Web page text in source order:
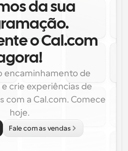
da sua
o Cal.com
encaminhamento de
crie experiências de
com a Cal.com. Comece
hoje.
Fale com as vendas